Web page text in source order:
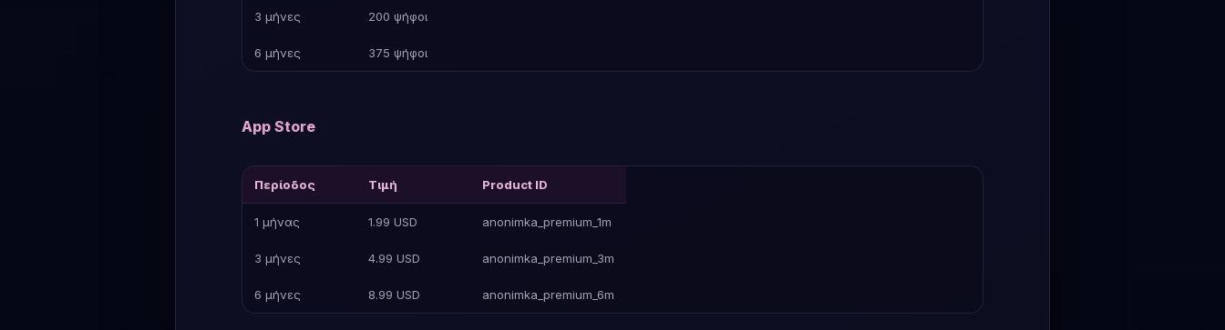
3 μήνες 200 ψήφοι
6 μήνες 375 ψήφοι
App Store
Περίοδος Τιμή Product ID
1 μήνας 1.99 USD anonimka_premium_1m
3 μήνες 4.99 USD anonimka_premium_3m
6 μήνες 8.99 USD anonimka_premium_6m